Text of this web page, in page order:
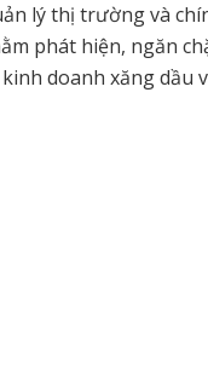
lý thị trường và
phát hiện, ngăn
doanh xăng dầu